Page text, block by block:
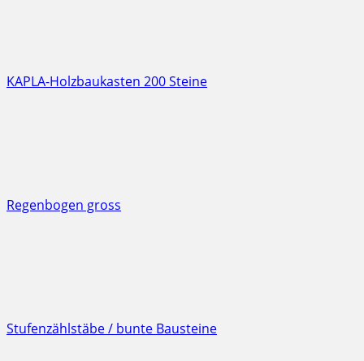
KAPLA-Holzbaukasten 200 Steine
Regenbogen gross
Stufenzählstäbe / bunte Bausteine